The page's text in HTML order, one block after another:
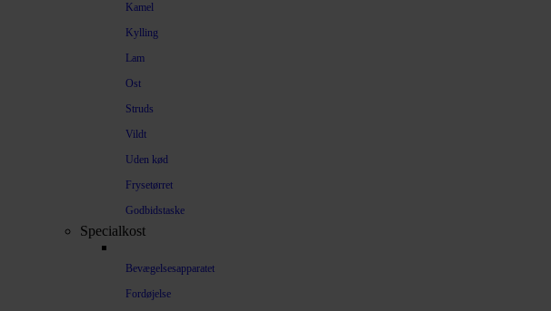
Kamel
Kylling
Lam
Ost
Struds
Vildt
Uden kød
Frysetørret
Godbidstaske
Specialkost
Bevægelsesapparatet
Fordøjelse